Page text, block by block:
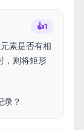
👍1
素是否有相
，则将矩形
录？